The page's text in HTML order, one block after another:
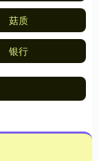
菇质
银行